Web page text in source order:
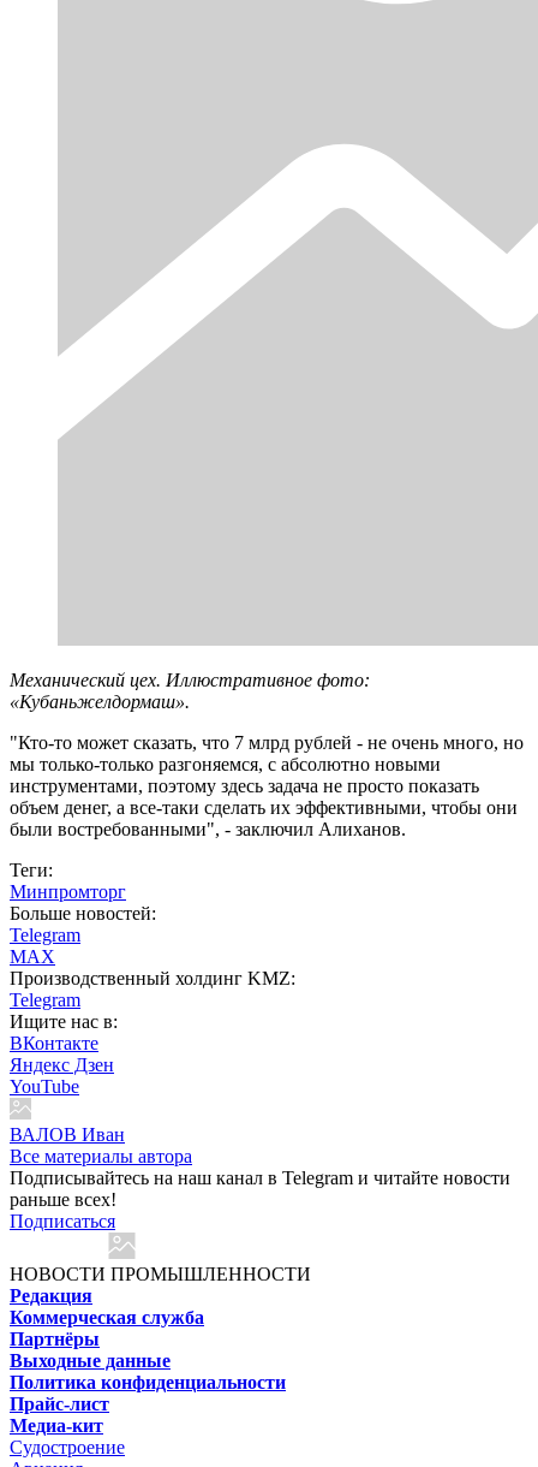
Механический цех. Иллюстративное фото:
«Кубаньжелдормаш».
"Кто-то может сказать, что 7 млрд рублей - не очень много, но
мы только-только разгоняемся, с абсолютно новыми
инструментами, поэтому здесь задача не просто показать
объем денег, а все-таки сделать их эффективными, чтобы они
были востребованными", - заключил Алиханов.
Теги:
Минпромторг
Больше новостей:
Telegram
MAX
Производственный холдинг KMZ:
Telegram
Ищите нас в:
ВКонтакте
Яндекс Дзен
YouTube
ВАЛОВ Иван
Все материалы автора
Подписывайтесь на наш канал в Telegram и читайте новости
раньше всех!
Подписаться
НОВОСТИ ПРОМЫШЛЕННОСТИ
Редакция
Коммерческая служба
Партнёры
Выходные данные
Политика конфиденциальности
Прайс-лист
Медиа-кит
Судостроение